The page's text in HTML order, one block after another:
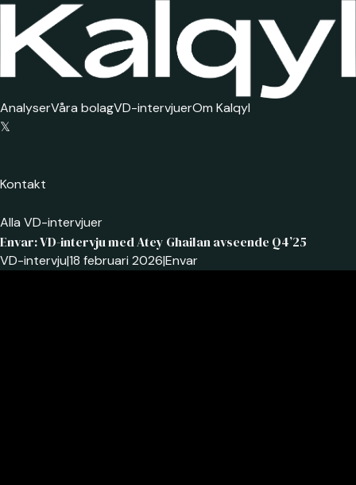
AnalyserVåra bolagVD-intervjuerOm Kalqyl
𝕏
Kontakt
Alla VD-intervjuer
Envar: VD-intervju med Atey Ghailan avseende Q4’25
VD-intervju|18 februari 2026|Envar